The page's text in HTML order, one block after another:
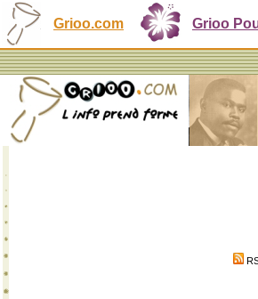
Grioo.com Grioo